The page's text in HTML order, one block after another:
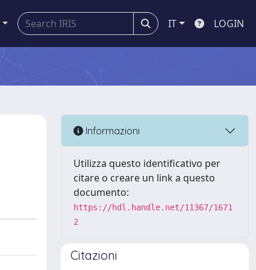
IT LOGIN
Informazioni
Utilizza questo identificativo per
citare o creare un link a questo
documento:
https://hdl.handle.net/11367/1671
2
Citazioni